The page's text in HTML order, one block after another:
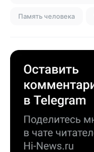
Память человека